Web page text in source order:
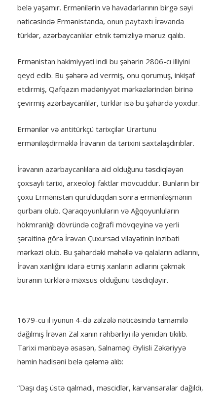
belə yaşamır. Ermənilərin və havadarlarının birgə səyi
nəticəsində Ermənistanda, onun paytaxtı İrəvanda
türklər, azərbaycanlılar etnik təmizliyə məruz qalıb.
Ermənistan hakimiyyəti indi bu şəhərin 2806-cı illiyini
qeyd edib. Bu şəhərə ad vermiş, onu qorumuş, inkişaf
etdirmiş, Qafqazın mədəniyyət mərkəzlərindən birinə
çevirmiş azərbaycanlılar, türklər isə bu şəhərdə yoxdur.
Ermənilər və antitürkçü tarixçilər Urartunu
erməniləşdirməklə İrəvanın da tarixini saxtalaşdırıblar.
İrəvanın azərbaycanlılara aid olduğunu təsdiqləyən
çoxsaylı tarixi, arxeoloji faktlar mövcuddur. Bunların bir
çoxu Ermənistan qurulduqdan sonra erməniləşmənin
qurbanı olub. Qaraqoyunluların və Ağqoyunluların
hökmranlığı dövründə coğrafi mövqeyinə və yerli
şəraitinə görə İrəvan Çuxursəd vilayətinin inzibati
mərkəzi olub. Bu şəhərdəki məhəllə və qalaların adlarını,
İrəvan xanlığını idarə etmiş xanların adlarını çəkmək
buranın türklərə məxsus olduğunu təsdiqləyir.
1679-cu il iyunun 4-də zəlzələ nəticəsində tamamilə
dağılmış İrəvan Zal xanın rəhbərliyi ilə yenidən tikilib.
Tarixi mənbəyə əsasən, Salnaməçi Əylisli Zəkəriyyə
həmin hadisəni belə qələmə alıb:
“Daşı daş üstə qalmadı, məscidlər, karvansaralar dağıldı,